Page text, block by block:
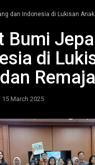
dan Indonesia di Lukisan
Bumi
di
Remaja
15 March 2025